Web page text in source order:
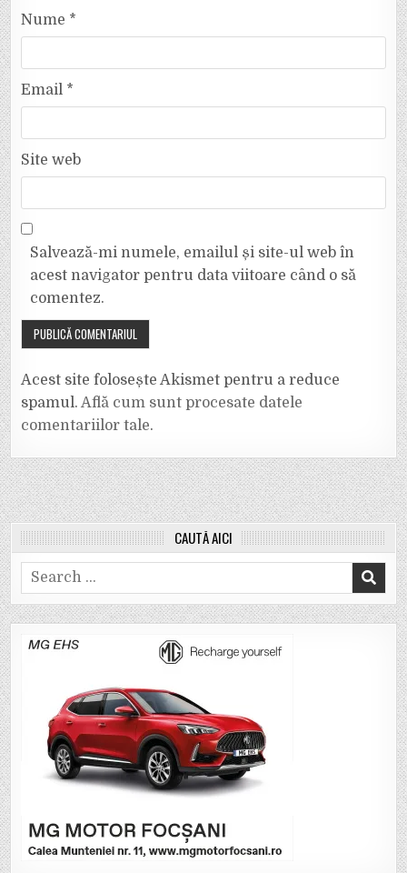
Nume *
Email *
Site web
Salvează-mi numele, emailul și site-ul web în
acest navigator pentru data viitoare când o să
comentez.
Acest site folosește Akismet pentru a reduce
spamul.Află cum sunt procesate datele
comentariilor tale.
CAUTĂ AICI
Search
for: